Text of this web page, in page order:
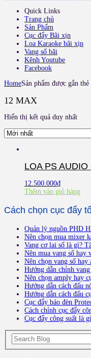
Quick Links
Trang chủ
Sản Phẩm
Cục đẩy Bãi xịn
Loa Karaoke bãi xịn
Vang số bãi
Kênh Youtube
Facebook
HomeSản phẩm được gắn
12 MAX
Hiển thị kết quả duy nhất
LOA PS
12.500.000₫
Thêm vào giỏ hàng
Cách chọn cục đẩy
Quản lý nguồn PHD
Nên chọn mua mixer
Vang cơ lai số là gì?
Nên mua vang số hay
Nên chọn vang số
Hướng dẫn chỉnh
Nên chọn amply hay
Hướng dẫn cách đấu
Hướng dẫn cách đấu
Cục đẩy báo đèn
Cách chỉnh cục đẩy
Cục đẩy công suất là